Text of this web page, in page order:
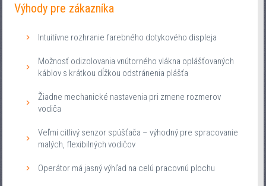
Výhody pre zákazníka
Intuitívne rozhranie farebného dotykového displeja
Možnosť odizolovania vnútorného vlákna oplášťovaných
káblov s krátkou dĺžkou odstránenia plášťa
Žiadne mechanické nastavenia pri zmene rozmerov
vodiča
Veľmi citlivý senzor spúšťača – výhodný pre spracovanie
malých, flexibilných vodičov
Operátor má jasný výhľad na celú pracovnú plochu